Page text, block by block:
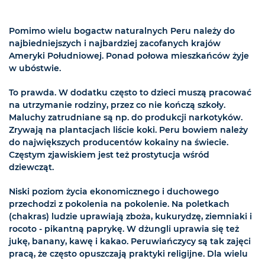
Pomimo wielu bogactw naturalnych Peru należy do
najbiedniejszych i najbardziej zacofanych krajów
Ameryki Południowej. Ponad połowa mieszkańców żyje
w ubóstwie.
To prawda. W dodatku często to dzieci muszą pracować
na utrzymanie rodziny, przez co nie kończą szkoły.
Maluchy zatrudniane są np. do produkcji narkotyków.
Zrywają na plantacjach liście koki. Peru bowiem należy
do największych producentów kokainy na świecie.
Częstym zjawiskiem jest też prostytucja wśród
dziewcząt.
Niski poziom życia ekonomicznego i duchowego
przechodzi z pokolenia na pokolenie. Na poletkach
(chakras) ludzie uprawiają zboża, kukurydzę, ziemniaki i
rocoto - pikantną paprykę. W dżungli uprawia się też
jukę, banany, kawę i kakao. Peruwiańczycy są tak zajęci
pracą, że często opuszczają praktyki religijne. Dla wielu